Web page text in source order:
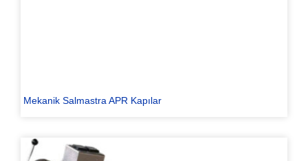
Mekanik Salmastra APR Kapılar